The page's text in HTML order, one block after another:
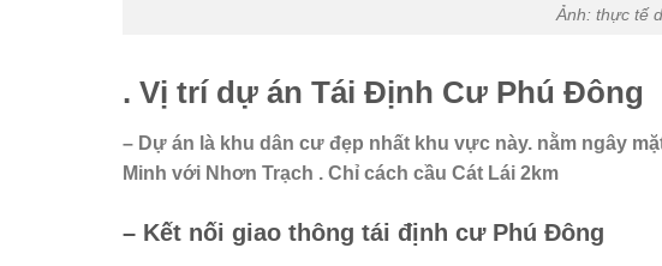
Ảnh: thực tế
. Vị trí dự án Tái Định Cư Phú Đông
– Dự án là khu dân cư đẹp nhất khu vực này. nằm ngây
Minh với Nhơn Trạch . Chỉ cách cầu Cát Lái 2km
– Kết nối giao thông tái định cư Phú Đông